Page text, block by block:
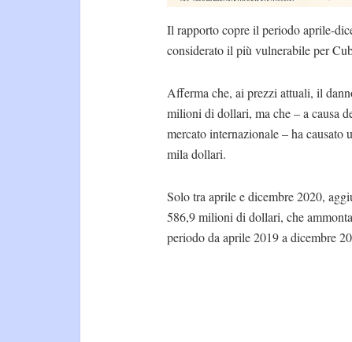
Il rapporto copre il periodo aprile-
considerato il più vulnerabile per
Afferma che, ai prezzi attuali, il
milioni di dollari, ma che – a causa
mercato internazionale – ha
mila dollari.
Solo tra aprile e dicembre 2020,
586,9 milioni di dollari, che
periodo da aprile 2019 a dicembre